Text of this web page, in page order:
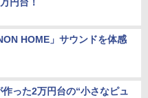
HOME」サウンドを体感
った2万円台の“小さなピュ